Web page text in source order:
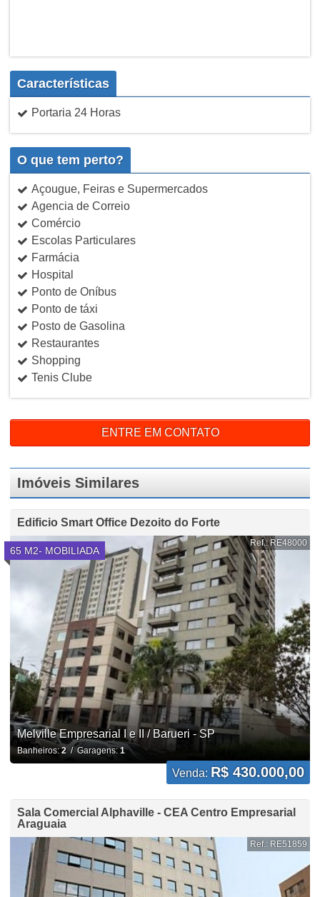
Características
Portaria 24 Horas
O que tem perto?
Açougue, Feiras e Supermercados
Agencia de Correio
Comércio
Escolas Particulares
Farmácia
Hospital
Ponto de Oníbus
Ponto de táxi
Posto de Gasolina
Restaurantes
Shopping
Tenis Clube
ENTRE EM CONTATO
Imóveis Similares
Edificio Smart Office Dezoito do Forte
65 M2- MOBILIADA
Ref.: RE48000
Melville Empresarial I e II / Barueri - SP
Banheiros:2/ Garagens:1
Venda: R$ 430.000,00
Sala Comercial Alphaville - CEA Centro Empresarial
Araguaia
Ref.: RE51859